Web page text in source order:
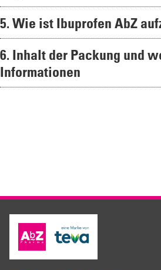
5. Wie ist Ibuprofen AbZ
6. Inhalt der Packung und
Informationen